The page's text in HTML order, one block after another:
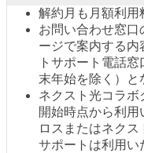
解約月も月額利用
お問い合わせ窓
ージで案内する内
トサポート電話
末年始を除く）と
ネクスト光コラボ
開始時点から利用
ロスまたはネク
サポートは利用い